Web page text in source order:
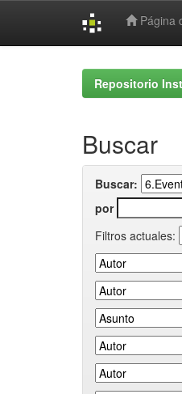
Página
Repositorio
Buscar
Buscar:
por
Filtros actuales: